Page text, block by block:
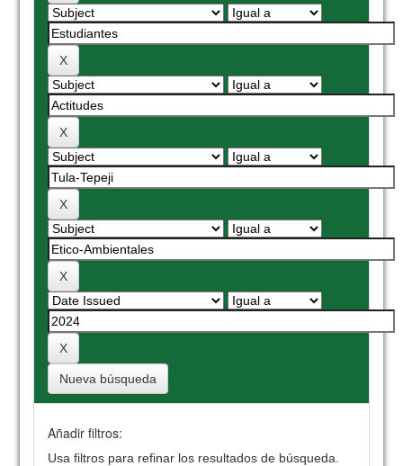
Nueva búsqueda
Añadir filtros:
Usa filtros para refinar los resultados de búsqueda.